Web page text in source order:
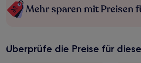
Mehr sparen mit Preisen
Überprüfe die Preise für